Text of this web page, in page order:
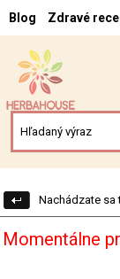
Blog Zdravé
Nachádzate sa
Momentálne